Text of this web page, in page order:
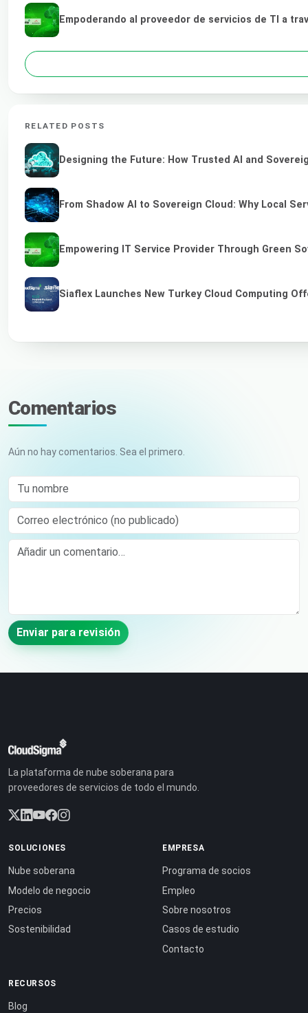
Empoderando al proveedor de servicios de TI a
RELATED POSTS
Designing the Future: How Trusted AI and
From Shadow AI to Sovereign Cloud: Why Local
Empowering IT Service Provider Through Green
Siaflex Launches New Turkey Cloud Computing
Comentarios
Aún no hay comentarios. Sea el primero.
Tu nombre
Correo electrónico (no publicado)
Comment
Enviar para revisión
La plataforma de nube soberana para
proveedores de servicios de todo el mundo.
SOLUCIONES
Nube soberana
Modelo de negocio
Precios
Sostenibilidad
EMPRESA
Programa de socios
Empleo
Sobre nosotros
Casos de estudio
Contacto
RECURSOS
Blog